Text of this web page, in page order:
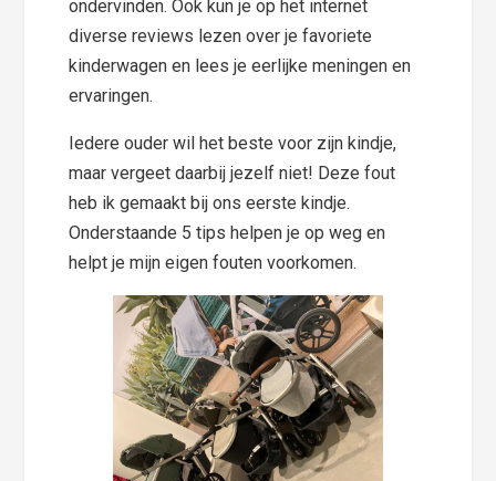
ondervinden. Ook kun je op het internet
diverse reviews lezen over je favoriete
kinderwagen en lees je eerlijke meningen en
ervaringen.
Iedere ouder wil het beste voor zijn kindje,
maar vergeet daarbij jezelf niet! Deze fout
heb ik gemaakt bij ons eerste kindje.
Onderstaande 5 tips helpen je op weg en
helpt je mijn eigen fouten voorkomen.